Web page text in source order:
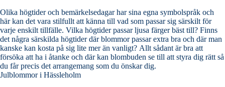
Olika högtider och bemärkelsedagar har sina egna symbolspråk och
här kan det vara stilfullt att känna till vad som passar sig särskilt för
varje enskilt tillfälle. Vilka högtider passar ljusa färger bäst till? Finns
det några särskilda högtider där blommor passar extra bra och där man
kanske kan kosta på sig lite mer än vanligt? Allt sådant är bra att
försöka att ha i åtanke och där kan blombuden se till att styra dig rätt så
du får precis det arrangemang som du önskar dig.
Julblommor i Hässleholm